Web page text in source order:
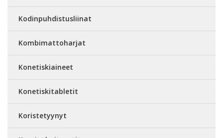
Kodinpuhdistusliinat
Kombimattoharjat
Konetiskiaineet
Konetiskitabletit
Koristetyynyt